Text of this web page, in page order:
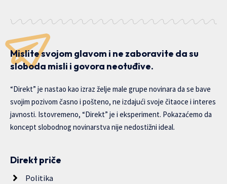
Mislite svojom glavom i ne zaboravite da su
sloboda misli i govora neotuđive.
“Direkt” je nastao kao izraz želje male grupe novinara da se bave
svojim pozivom časno i pošteno, ne izdajući svoje čitaoce i interes
javnosti. Istovremeno, “Direkt” je i eksperiment. Pokazaćemo da
koncept slobodnog novinarstva nije nedostižni ideal.
Direkt priče
Politika